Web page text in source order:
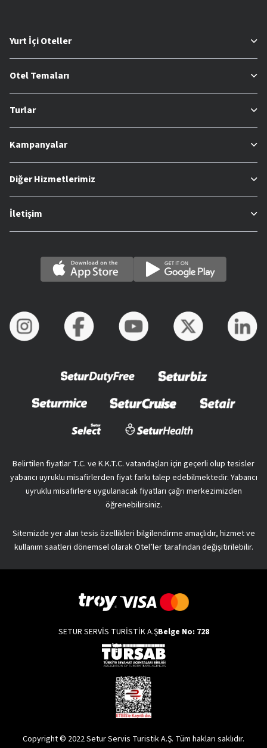
Yurt İçi Oteller
Otel Temaları
Turlar
Kampanyalar
Diğer Hizmetlerimiz
İletişim
Belirtilen fiyatlar T.C. ve K.K.T.C. vatandaşları için geçerli olup tesisler
yabancı uyruklu misafirlerden fiyat farkı talep edebilmektedir. Yabancı
uyruklu misafirlere uygulanacak fiyatları çağrı merkezimizden
öğrenebilirsiniz.
Sitemizde yer alan tesis özellikleri bilgilendirme amaçlıdır, hizmet ve
kullanım saatleri dönemsel olarak Otel’ler tarafından değişitirilebilir.
SETUR SERVİS TURİSTİK A.ŞBelge No: 728
Copyright © 2022 Setur Servis Turistik A.Ş. Tüm hakları saklıdır.